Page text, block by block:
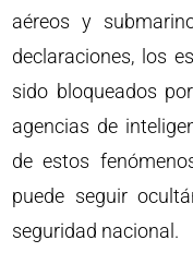
aéreos y
declaraciones, los
sido bloqueados
agencias de
de estos
puede seguir
seguridad nacional.